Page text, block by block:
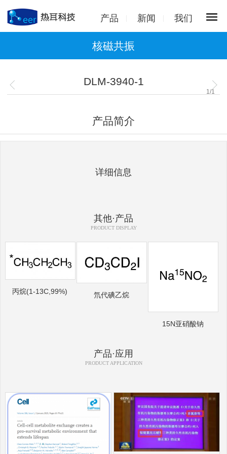
产品 新闻 我们
核磁共振
DLM-3940-1
1 /1
产品简介
详细信息
其他·产品
PRODUCT DISPLAY
丙烷(1-13C,99%) 氘代碘乙烷
15N亚硝酸钠
产品·应用
PRODUCT APPLICATION